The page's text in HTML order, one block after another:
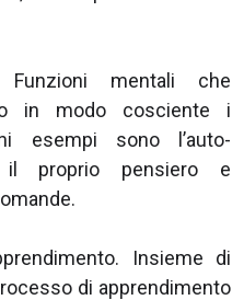
Funzioni mentali che
in modo cosciente i
esempi sono l’auto-
il proprio pensiero e
Insieme di
di apprendimento